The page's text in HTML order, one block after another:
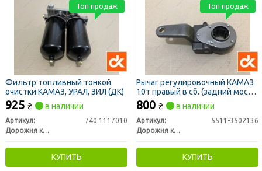
Фильтр топливный тонкой
очистки КАМАЗ, УРАЛ, ЗИЛ (ДК)
925 ₴ в наличии
Артикул:
740.1117010
Дорожня карта
КУПИТЬ
Топ продаж
Рычаг регулировочный КАМАЗ
10т правый в сб. (задний мост)
(трещетка) (ДК)
800 ₴ в наличии
Артикул:
5511-3502136
Дорожня карта
КУПИТЬ
Топ продаж